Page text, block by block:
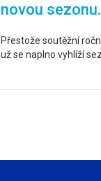
novou sezonu.
Přestože soutěžní
už se naplno vyhlíží